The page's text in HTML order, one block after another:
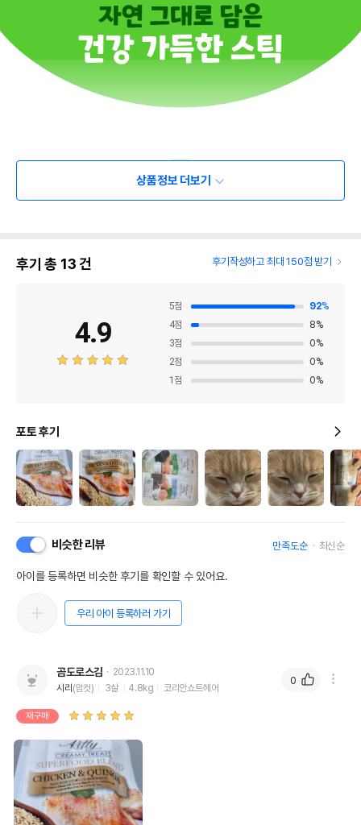
상품정보 더보기
후기 총 13건 후기작성하고 최대 150점 받기
4.9
5점 92%
4점 8%
3점 0%
2점 0%
1 점 0%
포토 후기
비슷한 리뷰 만족도순 최신순
아이를 등록하면 비슷한 후기를 확인할 수 있어요.
우리 아이 등록하러 가기
곰도로스김
2023.11.10
시리 (암컷) 3살 4.8kg 코리안쇼트헤어
재구매
0